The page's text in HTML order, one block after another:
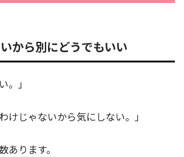
から別にどうでもいい
。」
けじゃないから気にしない。」
あります。